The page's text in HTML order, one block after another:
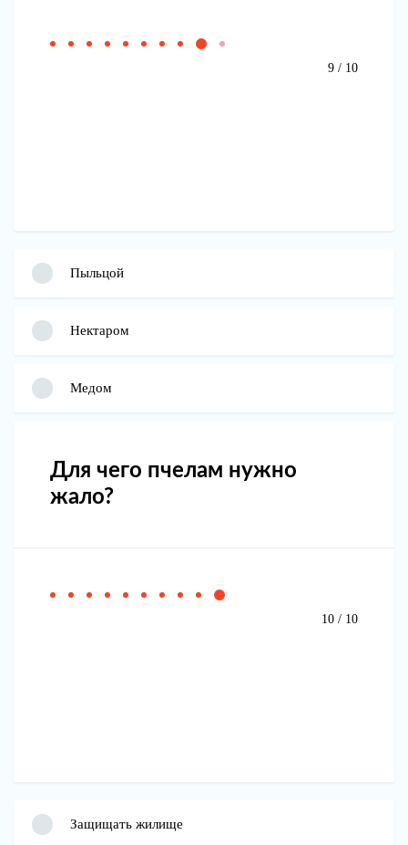
9 / 10
Пыльцой
Нектаром
Медом
Для чего пчелам нужно
жало?
10 / 10
Защищать жилище